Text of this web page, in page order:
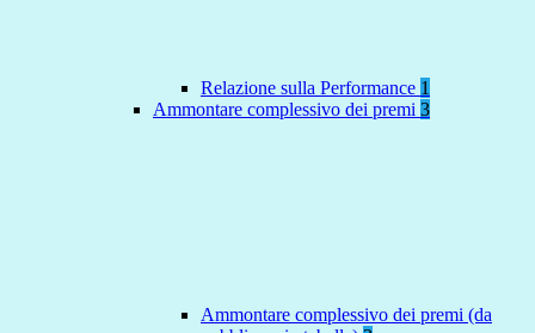
Relazione sulla Performance 1
Ammontare complessivo dei premi 3
Ammontare complessivo dei premi (da